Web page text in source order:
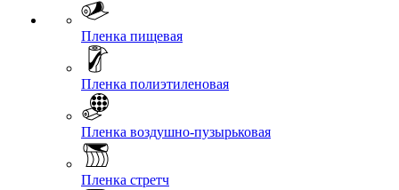
Пленка пищевая
Пленка полиэтиленовая
Пленка воздушно-пузырьковая
Пленка стретч